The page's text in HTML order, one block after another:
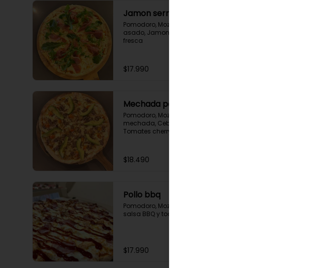
Jamon serrano
Pomodoro, Mozzarella, Tomate
asado, Jamon serrano, Rucula
fresca
$17.990
Mechada palta
Pomodoro, Mozzarella, Carne
mechada, Cebolla salteada,
Tomates cherry y Palta.
$18.490
Pollo bbq
Pomodoro, Mozzarella, Pollo en
salsa BBQ y tocino
$17.990